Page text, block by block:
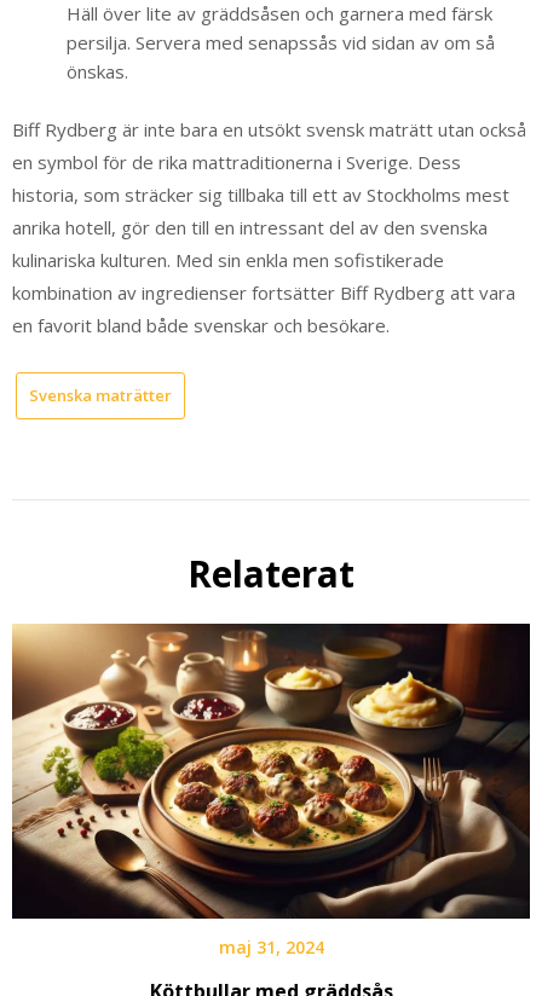
Häll över lite av gräddsåsen och garnera med färsk
persilja. Servera med senapssås vid sidan av om så
önskas.
Biff Rydberg är inte bara en utsökt svensk maträtt utan också
en symbol för de rika mattraditionerna i Sverige. Dess
historia, som sträcker sig tillbaka till ett av Stockholms mest
anrika hotell, gör den till en intressant del av den svenska
kulinariska kulturen. Med sin enkla men sofistikerade
kombination av ingredienser fortsätter Biff Rydberg att vara
en favorit bland både svenskar och besökare.
Svenska maträtter
Relaterat
maj 31, 2024